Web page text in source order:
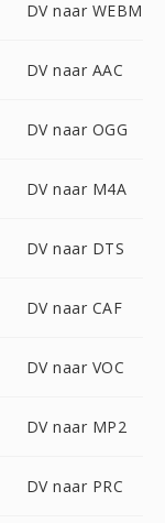
DV naar WEBM
DV naar AAC
DV naar OGG
DV naar M4A
DV naar DTS
DV naar CAF
DV naar VOC
DV naar MP2
DV naar PRC